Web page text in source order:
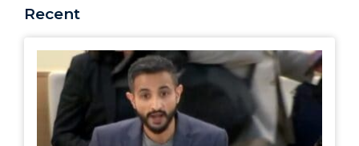
Recent